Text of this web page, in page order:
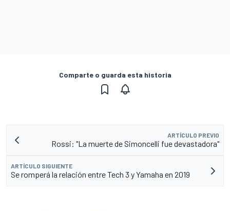
Comparte o guarda esta historia
ARTÍCULO PREVIO
Rossi: "La muerte de Simoncelli fue devastadora"
ARTÍCULO SIGUIENTE
Se romperá la relación entre Tech 3 y Yamaha en 2019